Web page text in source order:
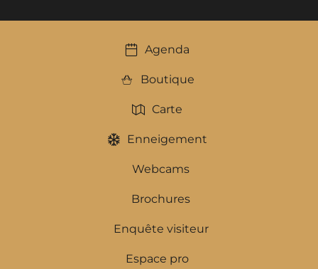
Agenda
Boutique
Carte
Enneigement
Webcams
Brochures
Enquête visiteur
Espace pro